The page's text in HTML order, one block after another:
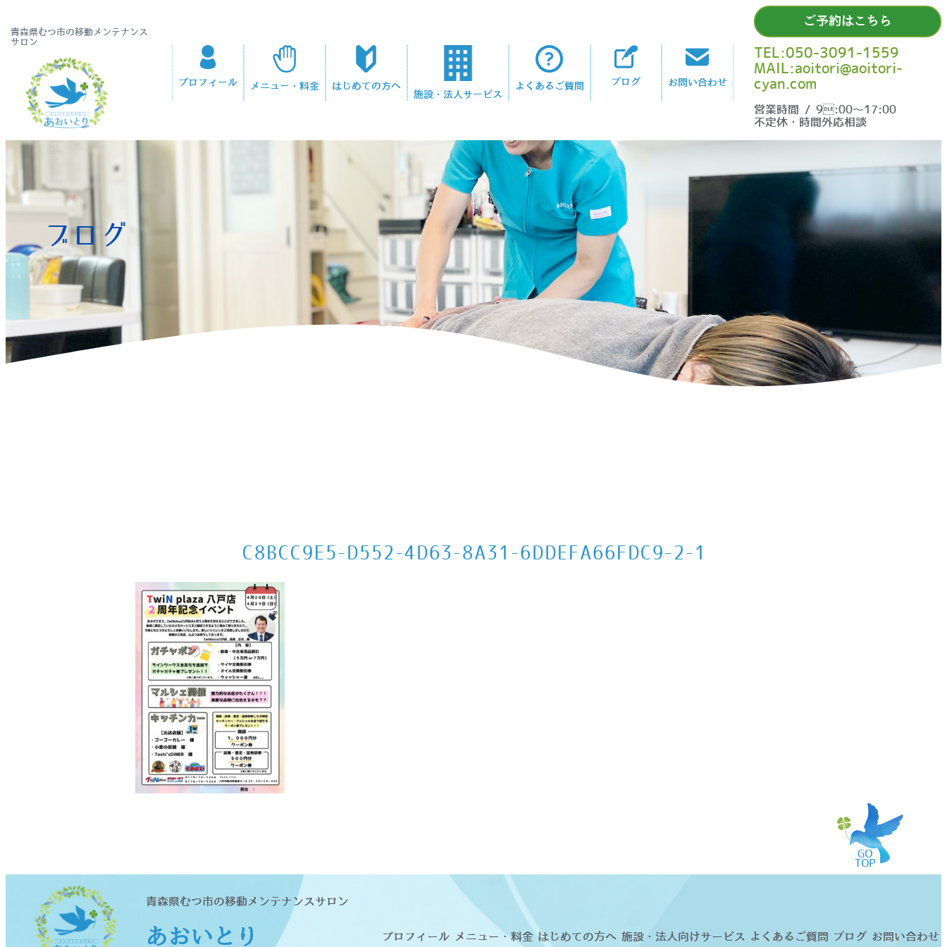
青森県むつ市の移動メンテナンス
サロン
プロフィール メニュー・料金 はじめての方へ
施設・法人サービス
よくあるご質問 ブログ お問い合わせ
ご予約はこちら
TEL:050-3091-1559
MAIL:aoitori@aoitori-
cyan.com
営業時間 / 9:00〜17:00
不定休・時間外応相談
ブログ
C8BCC9E5-D552-4D63-8A31-6DDEFA66FDC9-2-1
青森県むつ市の移動メンテナンスサロン
あおいとり プロフィール メニュー・料金 はじめての方へ 施設・法人向けサービス よくあるご質問 ブログ お問い合わせ